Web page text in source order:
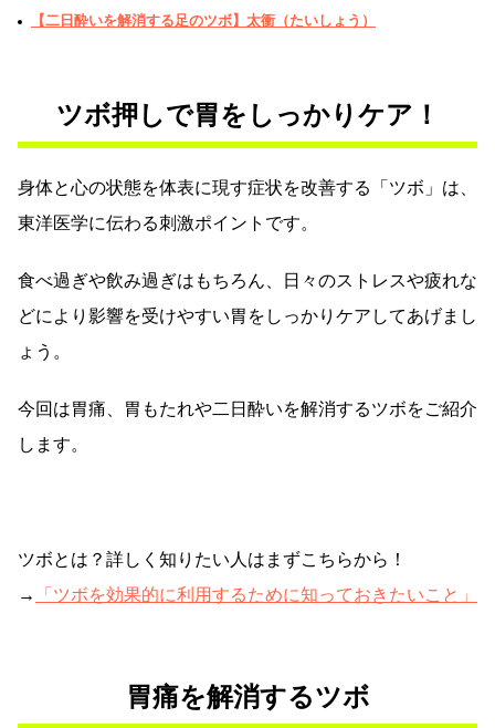
【二日酔いを解消する足のツボ】太衝（たいしょう）
ツボ押しで胃をしっかりケア！
身体と心の状態を体表に現す症状を改善する「ツボ」は、
東洋医学に伝わる刺激ポイントです。
食べ過ぎや飲み過ぎはもちろん、日々のストレスや疲れな
どにより影響を受けやすい胃をしっかりケアしてあげまし
ょう。
今回は胃痛、胃もたれや二日酔いを解消するツボをご紹介
します。
ツボとは？詳しく知りたい人はまずこちらから！
→
「ツボを効果的に利用するために知っておきたいこと」
胃痛を解消するツボ